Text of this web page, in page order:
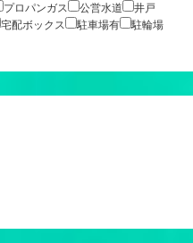
プロパンガス 公営水道
井戸
宅配ボックス 駐車場有
駐輪場